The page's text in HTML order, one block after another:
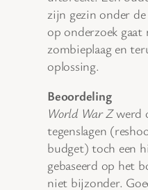
zijn gezin onder
op onderzoek gaat
zombieplaag en
oplossing.
Beoordeling
World War Zwerd
tegenslagen
budget) toch een
gebaseerd op het
niet bijzonder.